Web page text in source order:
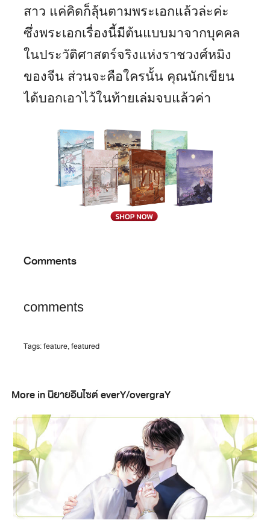
สาว แค่คิดก็ลุ้นตามพระเอกแล้วล่ะค่ะ
ซึ่งพระเอกเรื่องนี้มีต้นแบบมาจากบุคคล
ในประวัติศาสตร์จริงแห่งราชวงศ์หมิง
ของจีน ส่วนจะคือใครนั้น คุณนักเขียน
ได้บอกเอาไว้ในท้ายเล่มจบแล้วค่า
Comments
comments
Tags:feature,featured
More in นิยายอินไซต์ everY/overgraY